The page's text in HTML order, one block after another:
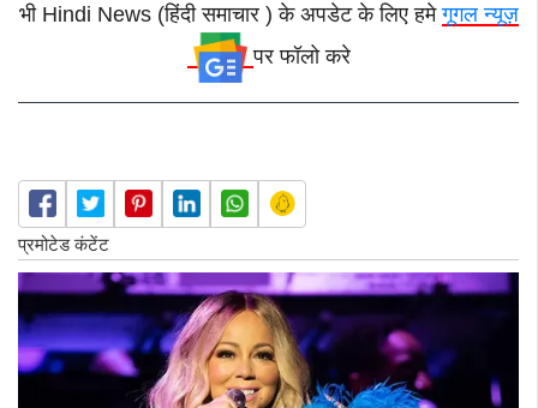
भी Hindi News (हिंदी समाचार ) के अपडेट के लिए हमेगूगल न्यूज़
पर फॉलो करे